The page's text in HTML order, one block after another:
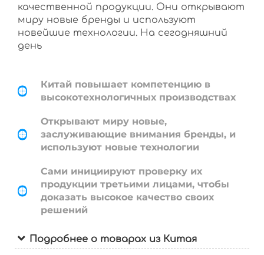
качественной продукции. Они открывают
миру новые бренды и используют
новейшие технологии. На сегодняшний
день
Китай повышает компетенцию в
высокотехнологичных производствах
Открывают миру новые,
заслуживающие внимания бренды, и
используют новые технологии
Сами инициируют проверку их
продукции третьими лицами, чтобы
доказать высокое качество своих
решений
Подробнее о товарах из Китая